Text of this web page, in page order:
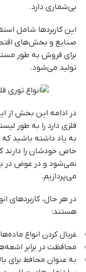
بی‌شماری دارد.
این کاربردها شامل
صنایع و بخش‌های
برای فروش به طور
تولید می‌شود.
در ادامه این بخش از
فلزی دارد را به طور
به یاد داشته باشید که
خاص خودشان را دارند
نمی‌شود و در عوض در
می‌پردازیم.
در هر حال، کاربردهای
هستند:
غربال کردن انواع
محافظت در برابر
به عنوان محافظ برای